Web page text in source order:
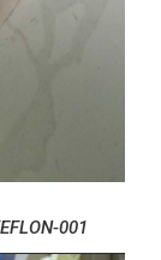
001